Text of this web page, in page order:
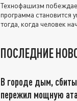
Технофашизм
программа становится
тогда, когда человек
ПОСЛЕДНИЕ
В городе дым,
пережил мощную